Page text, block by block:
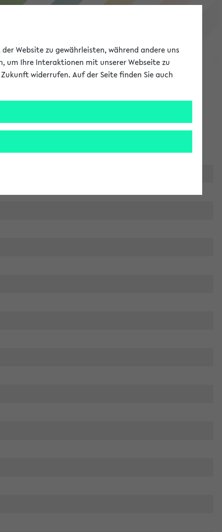
eKVV
Website zu gewährleisten, während andere uns
um Ihre Interaktionen mit unserer Webseite zu
widerrufen. Auf der Seite finden Sie auch